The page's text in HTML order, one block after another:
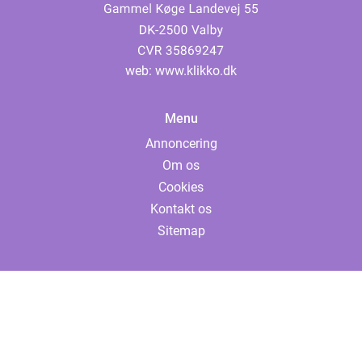
web: www.klikko.dk
Menu
Annoncering
Om os
Cookies
Kontakt os
Sitemap